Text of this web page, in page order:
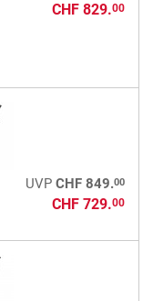
CHF 829.00
UVP CHF 849.00
CHF 729.00